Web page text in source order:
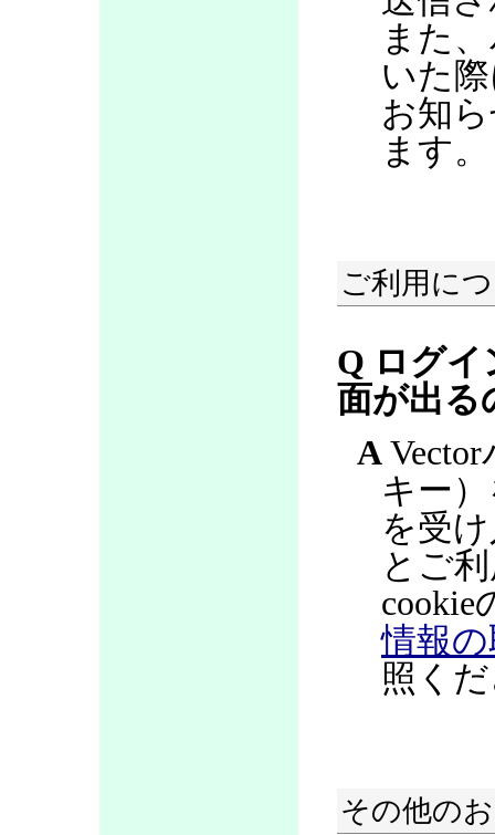
また
いた
お知
ます。
ご利用に
Q ログ
面が出る
A
キー
を受
とご
cookie
情報
照く
その他の